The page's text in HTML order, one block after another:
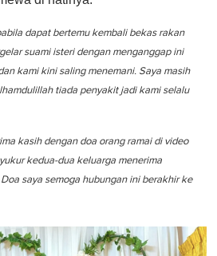
dapat bertemu kembali bekas rakan
suami isteri dengan menganggap ini
kami kini saling menemani. Saya masih
tiada penyakit jadi kami selalu
kasih dengan doa orang ramai di video
kedua-dua keluarga menerima
saya semoga hubungan ini berakhir ke